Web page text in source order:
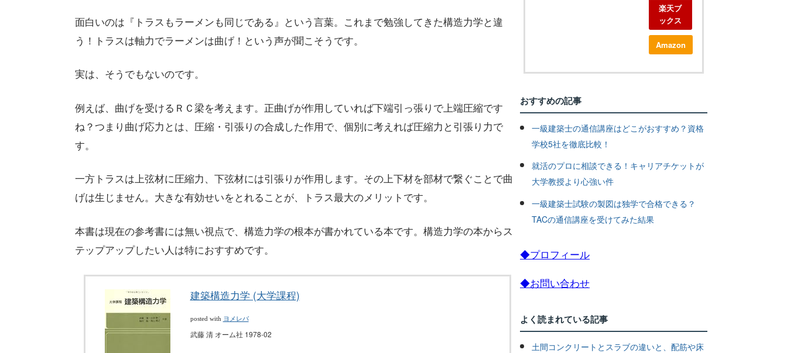
面白いのは『トラスもラーメンも同じである』という言葉。これまで勉強してきた構造力学と違
う！トラスは軸力でラーメンは曲げ！という声が聞こそうです。
実は、そうでもないのです。
例えば、曲げを受けるＲＣ梁を考えます。正曲げが作用していれば下端引っ張りで上端圧縮です
ね？つまり曲げ応力とは、圧縮・引張りの合成した作用で、個別に考えれば圧縮力と引張り力で
す。
一方トラスは上弦材に圧縮力、下弦材には引張りが作用します。その上下材を部材で繋ぐことで曲
げは生じません。大きな有効せいをとれることが、トラス最大のメリットです。
本書は現在の参考書には無い視点で、構造力学の根本が書かれている本です。構造力学の本からス
テップアップしたい人は特におすすめです。
建築構造力学 (大学課程)
posted with ヨメレバ
武藤 清 オーム社 1978-02
楽天ブ
ックス
Amazon
おすすめの記事
一級建築士の通信講座はどこがおすすめ？資格
学校5社を徹底比較！
就活のプロに相談できる！キャリアチケットが
大学教授より心強い件
一級建築士試験の製図は独学で合格できる？
TACの通信講座を受けてみた結果
◆プロフィール
◆お問い合わせ
よく読まれている記事
土間コンクリートとスラブの違いと、配筋や床